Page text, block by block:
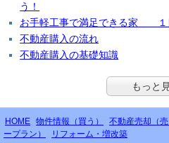
う！
お手軽工事で満足できる家 １
不動産購入の流れ
不動産購入の基礎知識
もっと
HOME 物件情報（買う） 不動産売却（売
ープラン）
リフォーム・増改築